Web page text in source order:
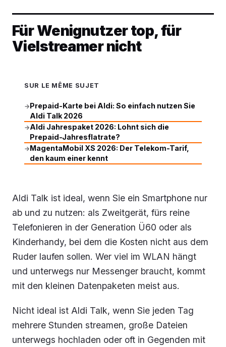
Für Wenignutzer top, für
Vielstreamer nicht
SUR LE MÊME SUJET
→Prepaid-Karte bei Aldi: So einfach nutzen Sie
Aldi Talk 2026
→Aldi Jahrespaket 2026: Lohnt sich die
Prepaid-Jahresflatrate?
→MagentaMobil XS 2026: Der Telekom-Tarif,
den kaum einer kennt
Aldi Talk ist ideal, wenn Sie ein Smartphone nur
ab und zu nutzen: als Zweitgerät, fürs reine
Telefonieren in der Generation Ü60 oder als
Kinderhandy, bei dem die Kosten nicht aus dem
Ruder laufen sollen. Wer viel im WLAN hängt
und unterwegs nur Messenger braucht, kommt
mit den kleinen Datenpaketen meist aus.
Nicht ideal ist Aldi Talk, wenn Sie jeden Tag
mehrere Stunden streamen, große Dateien
unterwegs hochladen oder oft in Gegenden mit